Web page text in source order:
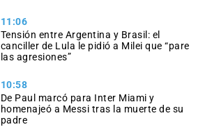
11:06
Tensión entre Argentina y Brasil: el
canciller de Lula le pidió a Milei que “pare
las agresiones”
10:58
De Paul marcó para Inter Miami y
homenajeó a Messi tras la muerte de su
padre